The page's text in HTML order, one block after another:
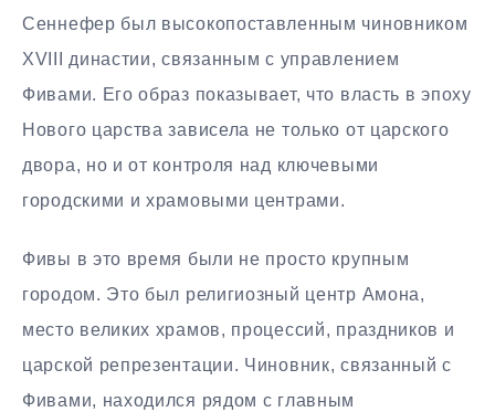
Сеннефер был высокопоставленным чиновником
XVIII династии, связанным с управлением
Фивами. Его образ показывает, что власть в эпоху
Нового царства зависела не только от царского
двора, но и от контроля над ключевыми
городскими и храмовыми центрами.
Фивы в это время были не просто крупным
городом. Это был религиозный центр Амона,
место великих храмов, процессий, праздников и
царской репрезентации. Чиновник, связанный с
Фивами, находился рядом с главным